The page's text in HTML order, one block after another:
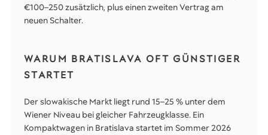
€100–250 zusätzlich, plus einen zweiten Vertrag am
neuen Schalter.
WARUM BRATISLAVA OFT GÜNSTIGER
STARTET
Der slowakische Markt liegt rund 15–25 % unter dem
Wiener Niveau bei gleicher Fahrzeugklasse. Ein
Kompaktwagen in Bratislava startet im Sommer 2026